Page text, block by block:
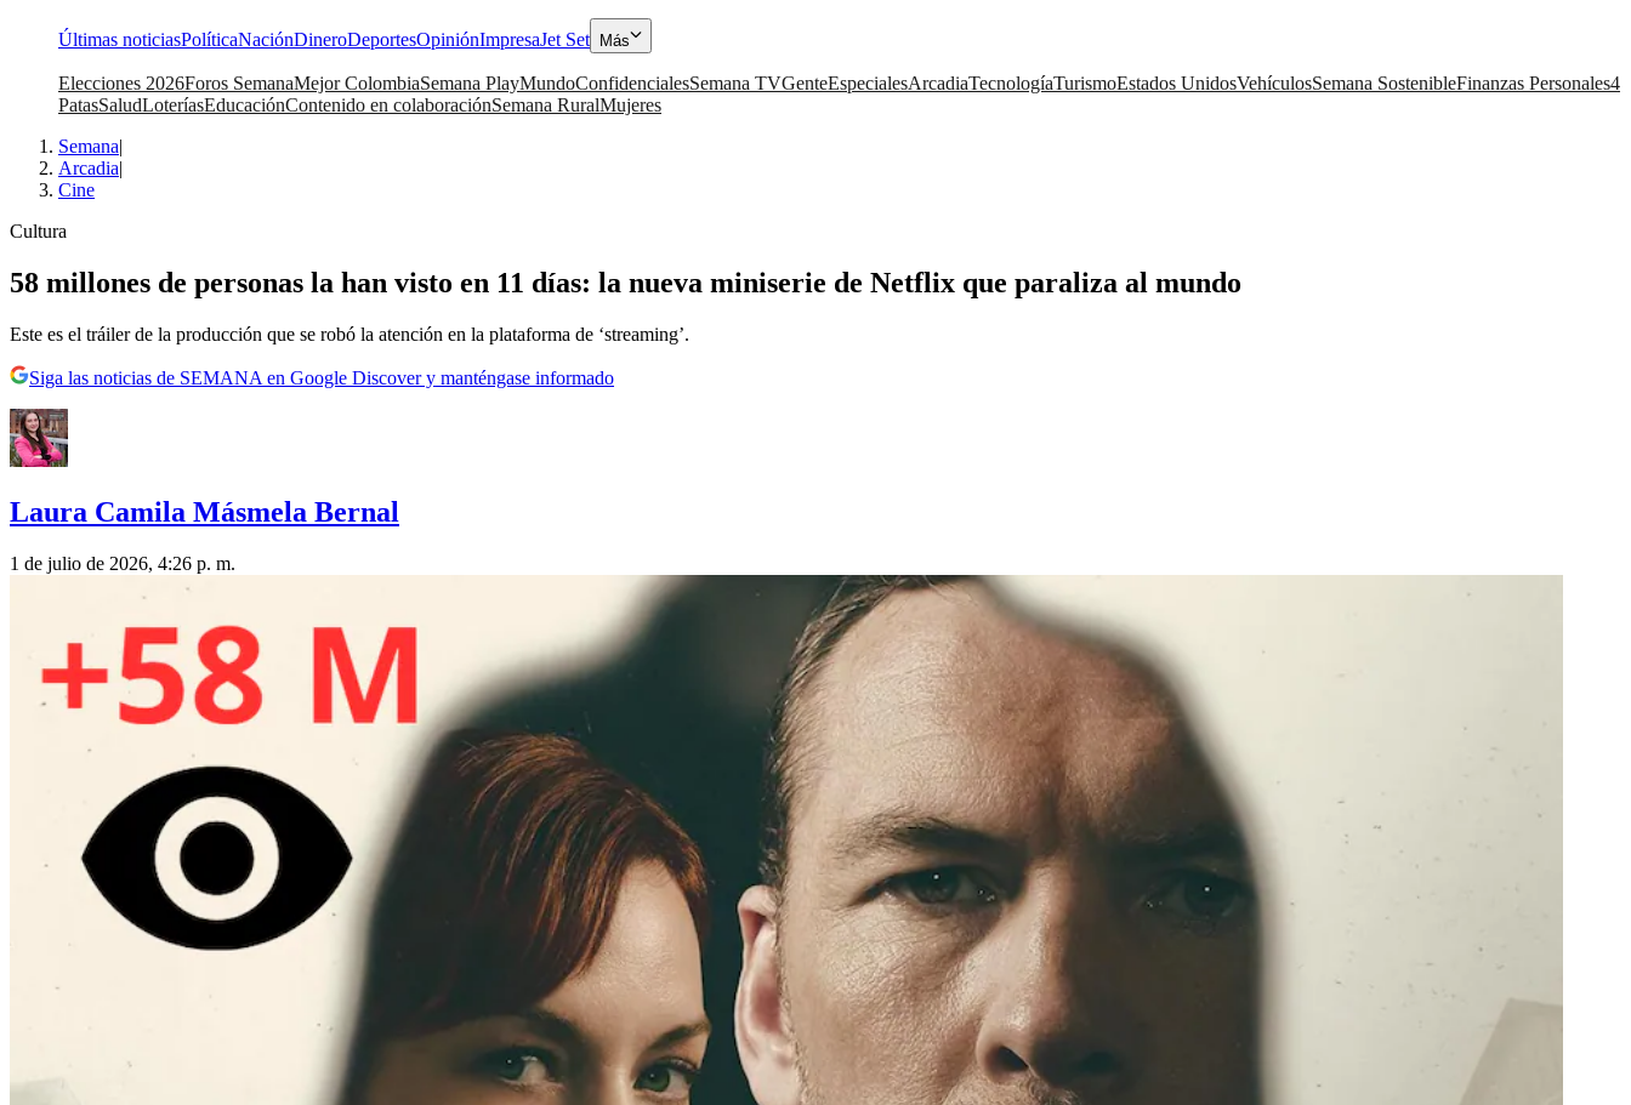
Últimas noticiasPolíticaNaciónDineroDeportesOpiniónImpresaJet Set Más
Elecciones 2026Foros SemanaMejor ColombiaSemana PlayMundoConfidencialesSemana TVGenteEspecialesArcadiaTecnologíaTurismoEstados UnidosVehículosSemana SostenibleFinanzas Personales4
PatasSaludLoteríasEducaciónContenido en colaboraciónSemana RuralMujeres
Semana|
Arcadia|
Cine
Cultura
58 millones de personas la han visto en 11 días: la nueva miniserie de Netflix que paraliza al mundo
Este es el tráiler de la producción que se robó la atención en la plataforma de ‘streaming’.
Siga las noticias de SEMANA en Google Discover y manténgase informado
Laura Camila Másmela Bernal
1 de julio de 2026, 4:26 p. m.